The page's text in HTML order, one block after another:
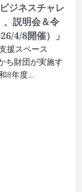
ジネスチャレ
、説明会＆令
4/8開催）」
援スペース
ち財団が実施す
8年度…